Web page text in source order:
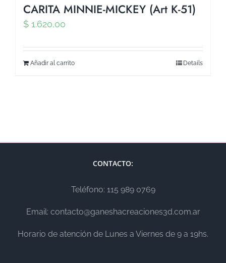
CARITA MINNIE-MICKEY (Art K-51)
$ 1.620,00
Añadir al carrito Details
CONTACTO:
Teléfono: 115 989 0769
Email: contacto@ganeshacreaciones3d.com.ar
Horario de atención de Lunes a Viernes de 9 a 19hs.